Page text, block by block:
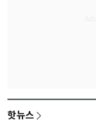
핫뉴스